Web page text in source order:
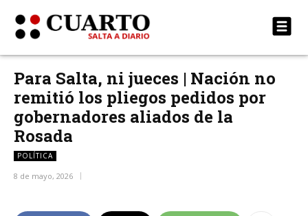
Para Salta, ni jueces | Nación no
remitió los pliegos pedidos por
gobernadores aliados de la
Rosada
POLÍTICA
8 de mayo, 2026